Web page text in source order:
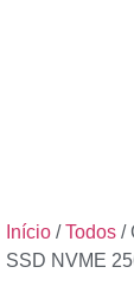
Início /Todos /
SSD NVME